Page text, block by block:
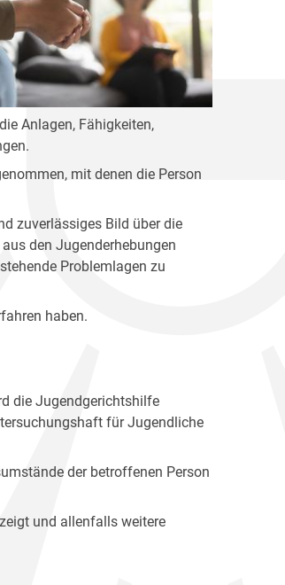
Anlagen, Fähigkeiten,
mit denen die Person
zuverlässiges Bild über die
den Jugenderhebungen
Problemlagen zu
haben.
die Jugendgerichtshilfe
für Jugendliche
der betroffenen Person
und allenfalls weitere